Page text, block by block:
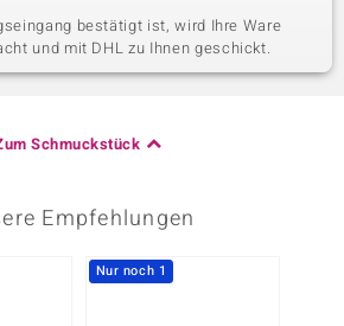
bestätigt ist, wird Ihre Ware
und mit DHL zu Ihnen geschickt.
Schmuckstück
Empfehlungen
Nur noch 1